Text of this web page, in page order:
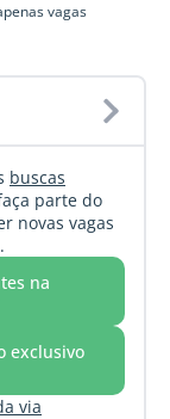
vagas
buscas
parte do
novas vagas
na
exclusivo
via